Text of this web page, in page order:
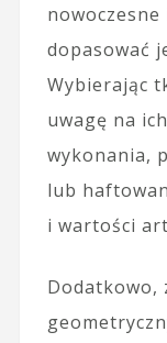
dopasować
Wybierając
uwagę na
wykonania,
lub
i wartości
Dodatkowo,